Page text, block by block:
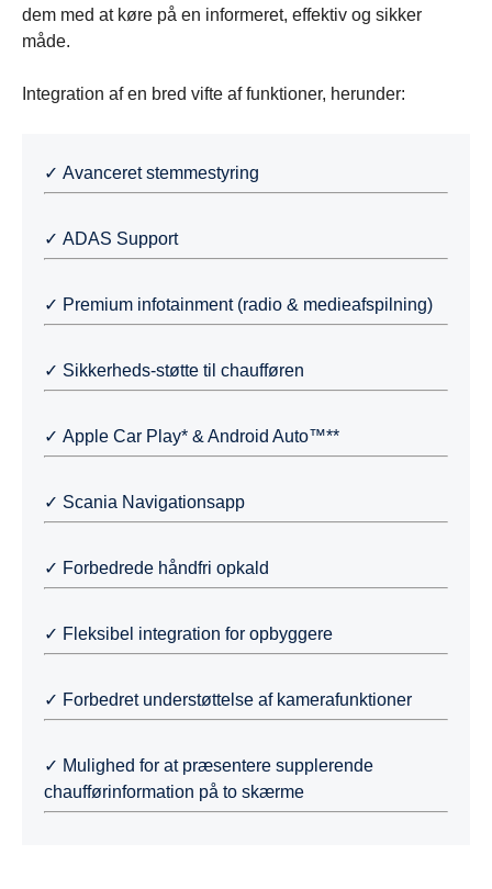
dem med at køre på en informeret, effektiv og sikker
måde.
Integration af en bred vifte af funktioner, herunder:
✓ Avanceret stemmestyring
✓ ADAS Support
✓ Premium infotainment (radio & medieafspilning)
✓ Sikkerheds-støtte til chaufføren
✓ Apple Car Play* & Android Auto™**
✓ Scania Navigationsapp
✓ Forbedrede håndfri opkald
✓ Fleksibel integration for opbyggere
✓ Forbedret understøttelse af kamerafunktioner
✓ Mulighed for at præsentere supplerende
chaufførinformation på to skærme